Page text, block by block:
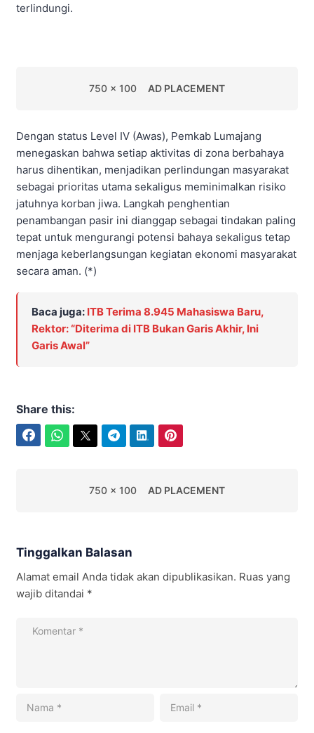
terlindungi.
750 x 100 AD PLACEMENT
Dengan status Level IV (Awas), Pemkab Lumajang
menegaskan bahwa setiap aktivitas di zona berbahaya
harus dihentikan, menjadikan perlindungan masyarakat
sebagai prioritas utama sekaligus meminimalkan risiko
jatuhnya korban jiwa. Langkah penghentian
penambangan pasir ini dianggap sebagai tindakan paling
tepat untuk mengurangi potensi bahaya sekaligus tetap
menjaga keberlangsungan kegiatan ekonomi masyarakat
secara aman. (*)
Baca juga: ITB Terima 8.945 Mahasiswa Baru,
Rektor: “Diterima di ITB Bukan Garis Akhir, Ini
Garis Awal”
Share this:
750 x 100 AD PLACEMENT
Tinggalkan Balasan
Alamat email Anda tidak akan dipublikasikan. Ruas yang
wajib ditandai *